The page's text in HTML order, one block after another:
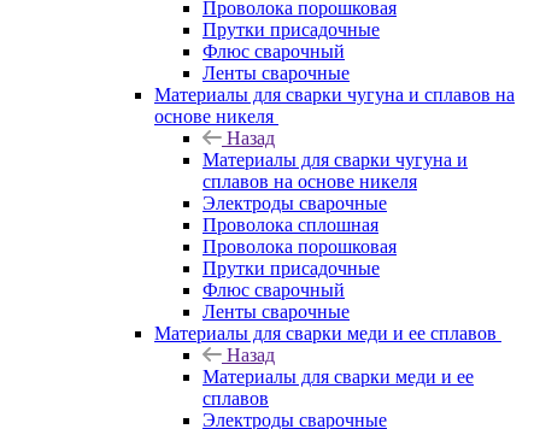
Проволока порошковая
Прутки присадочные
Флюс сварочный
Ленты сварочные
Материалы для сварки чугуна и сплавов на
основе никеля
Назад
Материалы для сварки чугуна и
сплавов на основе никеля
Электроды сварочные
Проволока сплошная
Проволока порошковая
Прутки присадочные
Флюс сварочный
Ленты сварочные
Материалы для сварки меди и ее сплавов
Назад
Материалы для сварки меди и ее
сплавов
Электроды сварочные